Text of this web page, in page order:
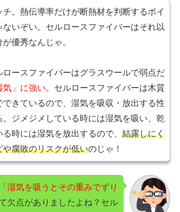
チ。熱伝導率だけが断熱材を判断するポイ
ないぞい。セルロースファイバーはそれ以
優秀なんじゃ。
ロースファイバーはグラスウールで弱点だ
気」に強い。セルロースファイバーは木質
できているので、湿気を吸収・放出する性
。ジメジメしている時には湿気を吸い、乾
時には湿気を放出するので、 結露しにく
や腐敗のリスクが低いのじゃ！
「湿気を吸うとその重みでずり
欠点がありましたよね？セル